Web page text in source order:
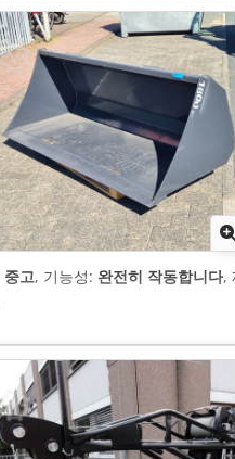
중고, 기능성: 완전히 작동합니다,